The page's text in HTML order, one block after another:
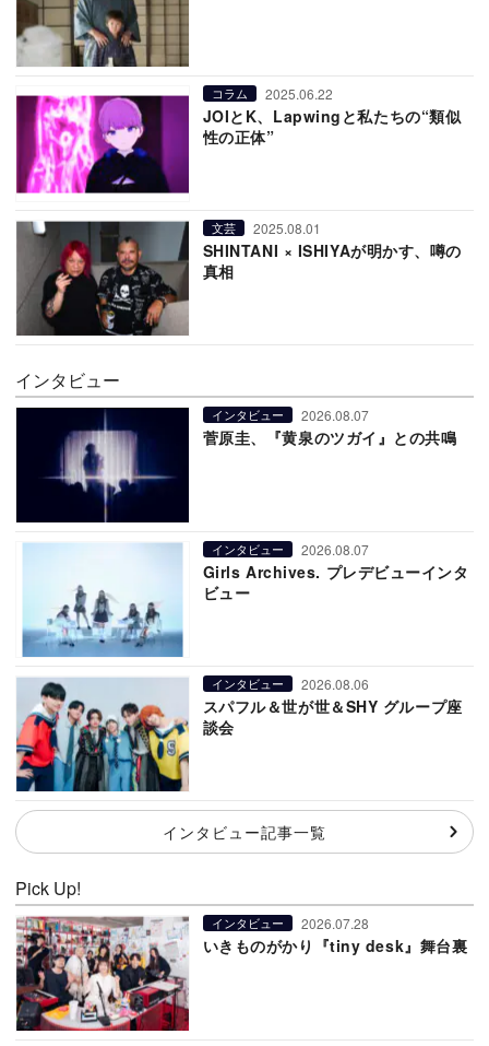
コラム 2025.06.22
JOIとK、Lapwingと私たちの“類似
性の正体”
文芸 2025.08.01
SHINTANI × ISHIYAが明かす、噂の
真相
インタビュー
インタビュー 2026.08.07
菅原圭、『黄泉のツガイ』との共鳴
インタビュー 2026.08.07
Girls Archives. プレデビューインタ
ビュー
インタビュー 2026.08.06
スパフル＆世が世＆SHY グループ座
談会
インタビュー記事一覧
Pick Up!
インタビュー 2026.07.28
いきものがかり『tiny desk』舞台裏